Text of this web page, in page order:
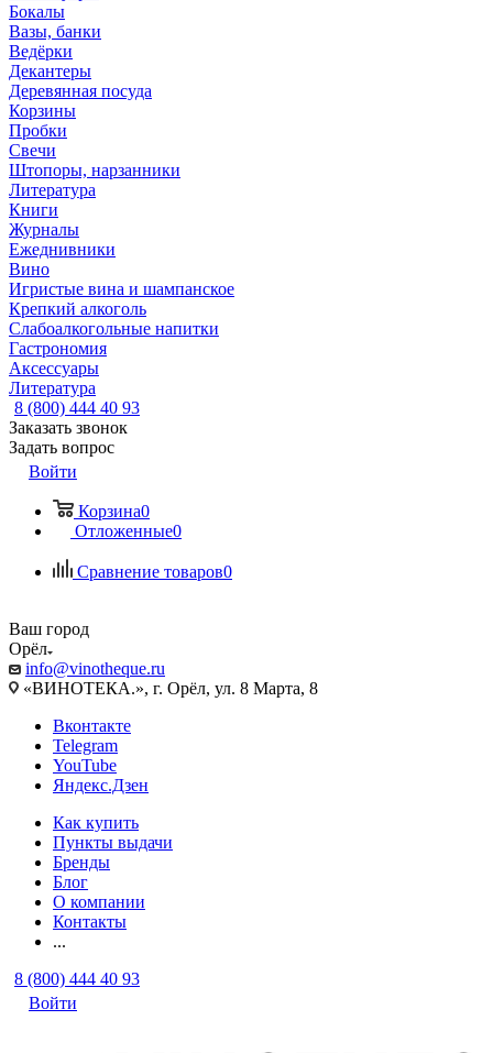
Бокалы
Вазы, банки
Ведёрки
Декантеры
Деревянная посуда
Корзины
Пробки
Свечи
Штопоры, нарзанники
Литература
Книги
Журналы
Ежеднивники
Вино
Игристые вина и шампанское
Крепкий алкоголь
Слабоалкогольные напитки
Гастрономия
Аксессуары
Литература
8 (800) 444 40 93
Заказать звонок
Задать вопрос
Войти
Корзина0
Отложенные0
Сравнение товаров0
Ваш город
Орёл
info@vinotheque.ru
«ВИНОТЕКА.», г. Орёл, ул. 8 Марта, 8
Вконтакте
Telegram
YouTube
Яндекс.Дзен
Как купить
Пункты выдачи
Бренды
Блог
О компании
Контакты
...
8 (800) 444 40 93
Войти